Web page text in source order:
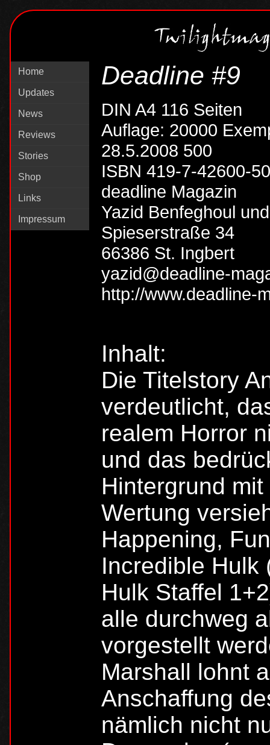
Home
Updates
News
Reviews
Stories
Shop
Links
Impressum
Deadline #9
DIN A4 116 Seiten
Auflage: 20000
28.5.2008 500
ISBN 419-7-42600-
deadline Magazin
Yazid Benfeghoul
Spieserstraße 34
66386 St. Ingbert
yazid@deadline-
http://www.deadline-
Inhalt:
Die Titelstory
verdeutlicht,
realem Horror
und das
Hintergrund
Wertung
Happening,
Incredible Hulk
Hulk Staffel
alle durchweg
vorgestellt
Marshall lohnt
Anschaffung
nämlich nicht